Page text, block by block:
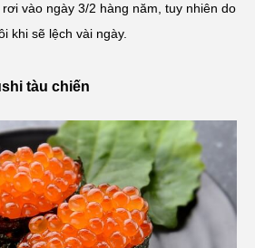
vào ngày 3/2 hàng năm, tuy nhiên do
khi sẽ lệch vài ngày.
tàu chiến